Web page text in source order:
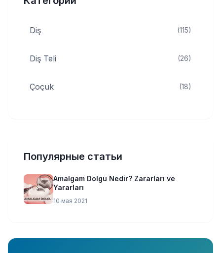
Diş (115)
Diş Teli (26)
Çoçuk (18)
Популярные статьи
Amalgam Dolgu Nedir? Zararları ve
Yararları
10 мая 2021